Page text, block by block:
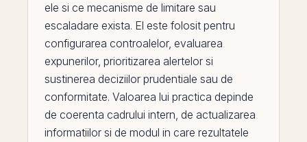
ele si ce mecanisme de limitare sau
escaladare exista. El este folosit pentru
configurarea controalelor, evaluarea
expunerilor, prioritizarea alertelor si
sustinerea deciziilor prudentiale sau de
conformitate. Valoarea lui practica depinde
de coerenta cadrului intern, de actualizarea
informatiilor si de modul in care rezultatele